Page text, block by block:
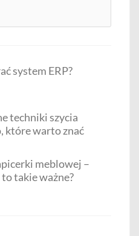
system ERP?
techniki szycia
które warto znać
meblowej –
takie ważne?